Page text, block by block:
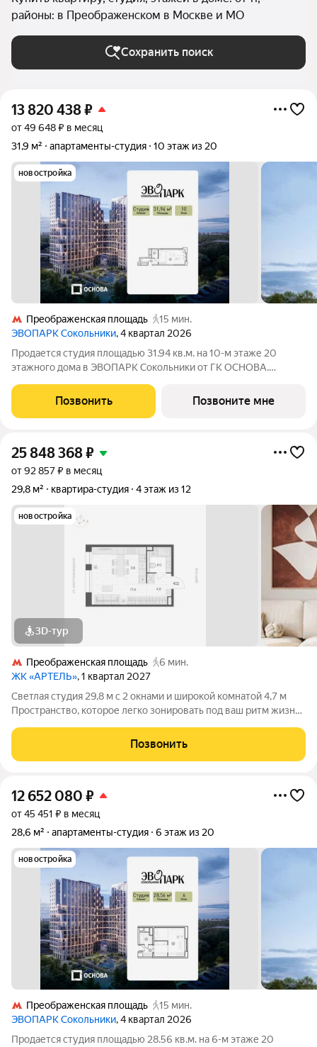
районы: в Преображенском в Москве и МО
Сохранить поиск
13 820 438₽
от 49 648 ₽ в месяц
31,9 м²
апартаменты-студия 10 этаж из 20
новостройка
Преображенская площадь
15 мин.
ЭВОПАРК Сокольники, 4 квартал 2026
Продается студия площадью 31.94 кв.м. на 10-м этаже 20
этажного дома в ЭВОПАРК Сокольники от ГК ОСНОВА.
Преображенское, в 300 метрах от парка Сокольники.
"ЭВОПАРК Сокольники" расположен на
Позвонить Позвоните мне
25 848 368₽
от 92 857 ₽ в месяц
29,8 м²
квартира-студия 4 этаж из 12
новостройка
3D-тур
Преображенская площадь
6 мин.
ЖК «АРТЕЛЬ», 1 квартал 2027
Светлая студия 29,8 м с 2 окнами и широкой комнатой 4,7 м
Пространство, которое легко зонировать под ваш ритм жизни
максимум света и воздуха 2 варианта стильной отделки
Компактно снаружи
Позвонить
12 652 080 ₽
от 45 451 ₽ в месяц
28,6 м²
апартаменты-студия 6 этаж из 20
новостройка
Преображенская площадь
15 мин.
ЭВОПАРК Сокольники, 4 квартал 2026
Продается студия площадью 28.56 кв.м. на 6-м этаже 20